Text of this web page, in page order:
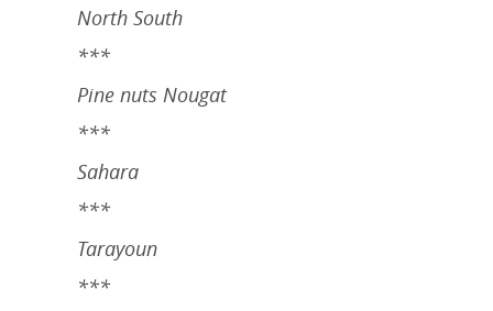
North South
***
Pine nuts Nougat
***
Sahara
***
Tarayoun
***